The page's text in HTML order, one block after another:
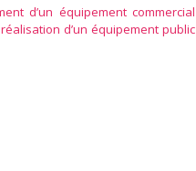
d’un équipement commercial
d’un équipement public